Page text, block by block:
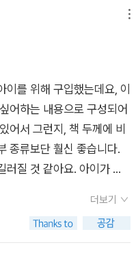
상태에서 나온 상상력의 결
예술적 재능과 함께 수학적
은 창조적 활동의 시작이
하는 것은 그런 창조적 활
좋은 책이다.단서를 달자
처럼 두꺼운 책이 그저 책
지나고 아이에게 창의력
책 중에 한 권을 구입했지
색칠하기 어려웠어요. 흑
않아 아이를 보여 주지도
그러다가 다시 고미 타로의
있지 않았고, 아이에게 그
현하는 도구로 즐겁게 활용
들더군요.다시 이 책을 꺼
대비되는 그림들 나머지 지
이를 위해 구입했는데요, 이
어하는 내용으로 구성되어
어서 그런지, 책 두께에 비
종류보단 훨신 좋습니다.
러질 것 같아요. 아이가 흥
더보기